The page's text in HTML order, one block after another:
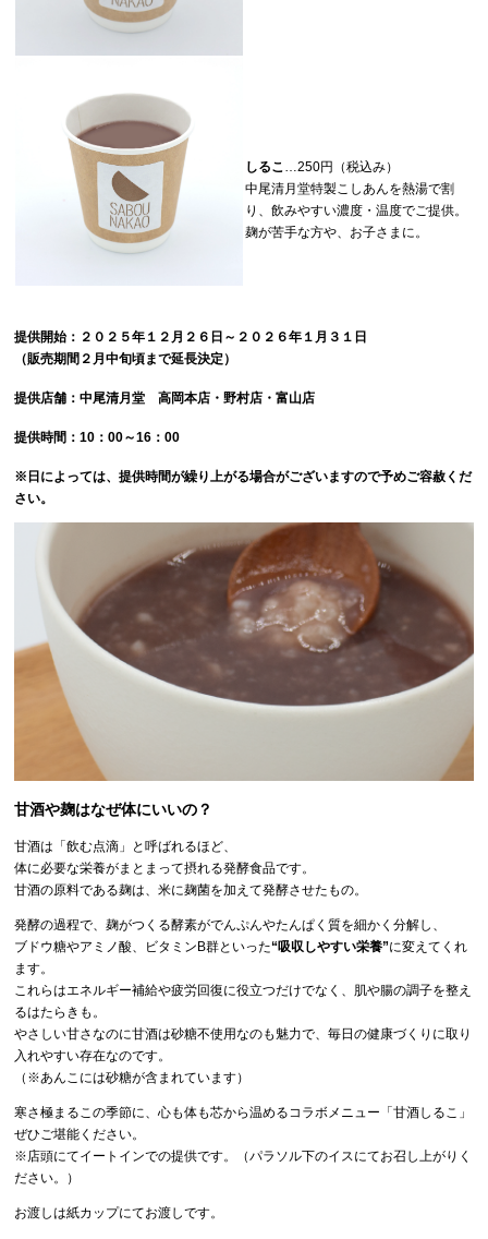
しるこ…250円（税込み）
中尾清月堂特製こしあんを熱湯で割
り、飲みやすい濃度・温度でご提供。
麹が苦手な方や、お子さまに。
提供開始：２０２５年１２月２６日～２０２６年１月３１日
（販売期間２月中旬頃まで延長決定）
提供店舗：中尾清月堂 高岡本店・野村店・富山店
提供時間：10：00～16：00
※日によっては、提供時間が繰り上がる場合がございますので予めご容赦くだ
さい。
甘酒や麹はなぜ体にいいの？
甘酒は「飲む点滴」と呼ばれるほど、
体に必要な栄養がまとまって摂れる発酵食品です。
甘酒の原料である麹は、米に麹菌を加えて発酵させたもの。
発酵の過程で、麹がつくる酵素がでんぷんやたんぱく質を細かく分解し、
ブドウ糖やアミノ酸、ビタミンB群といった“吸収しやすい栄養”に変えてくれ
ます。
これらはエネルギー補給や疲労回復に役立つだけでなく、肌や腸の調子を整え
るはたらきも。
やさしい甘さなのに甘酒は砂糖不使用なのも魅力で、毎日の健康づくりに取り
入れやすい存在なのです。
（※あんこには砂糖が含まれています）
寒さ極まるこの季節に、心も体も芯から温めるコラボメニュー「甘酒しるこ」
ぜひご堪能ください。
※店頭にてイートインでの提供です。（パラソル下のイスにてお召し上がりく
ださい。）
お渡しは紙カップにてお渡しです。